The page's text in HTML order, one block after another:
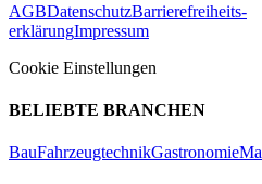
AGBDatenschutzBarrierefreiheits-
erklärungImpressum
Cookie Einstellungen
BELIEBTE BRANCHEN
BauFahrzeugtechnikGastronomie